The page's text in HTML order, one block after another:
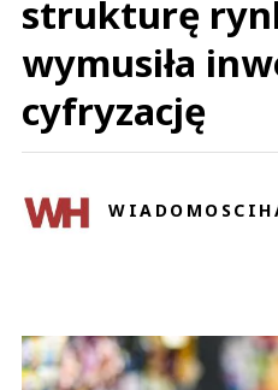
strukturę
wymusiła
cyfryzację